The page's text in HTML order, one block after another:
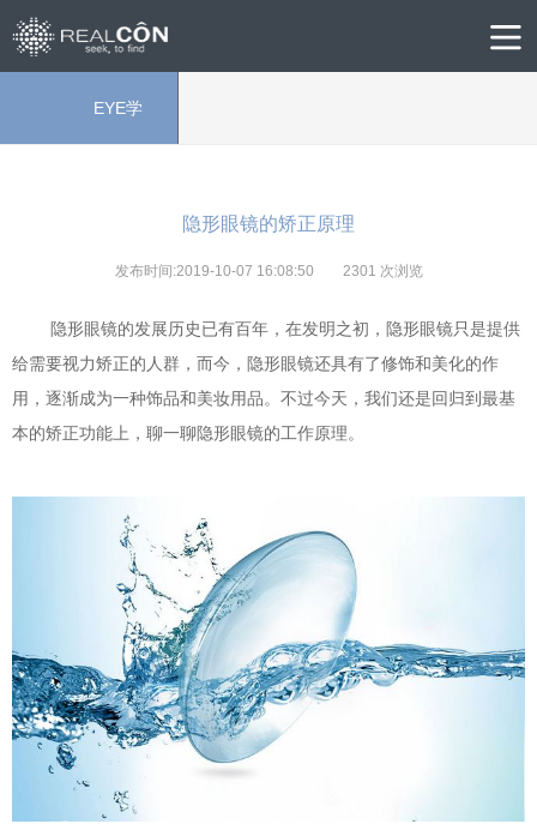
EYE学
隐形眼镜的矫正原理
发布时间:2019-10-07 16:08:50 2301 次浏览
隐形眼镜的发展历史已有百年，在发明之初，隐形眼镜只是提供
给需要视力矫正的人群，而今，隐形眼镜还具有了修饰和美化的作
用，逐渐成为一种饰品和美妆用品。不过今天，我们还是回归到最基
本的矫正功能上，聊一聊隐形眼镜的工作原理。